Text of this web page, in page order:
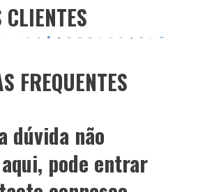
CLIENTES
FREQUENTES
dúvida não
pode entrar